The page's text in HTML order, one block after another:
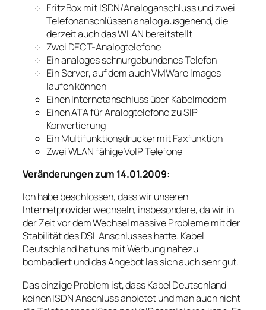
FritzBox mit ISDN/Analoganschluss und zwei
Telefonanschlüssen analog ausgehend, die
derzeit auch das WLAN bereitstellt
Zwei DECT-Analogtelefone
Ein analoges schnurgebundenes Telefon
Ein Server, auf dem auch VMWare Images
laufen können
Einen Internetanschluss über Kabelmodem
Einen ATA für Analogtelefone zu SIP
Konvertierung
Ein Multifunktionsdrucker mit Faxfunktion
Zwei WLAN fähige VoIP Telefone
Veränderungen zum 14.01.2009:
Ich habe beschlossen, dass wir unseren
Internetprovider wechseln, insbesondere, da wir in
der Zeit vor dem Wechsel massive Probleme mit der
Stabilität des DSL Anschlusses hatte. Kabel
Deutschland hat uns mit Werbung nahezu
bombadiert und das Angebot las sich auch sehr gut.
Das einzige Problem ist, dass Kabel Deutschland
keinen ISDN Anschluss anbietet und man auch nicht